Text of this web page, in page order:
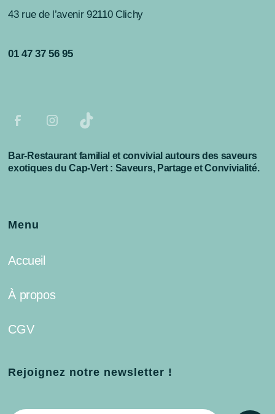
43 rue de l’avenir 92110 Clichy
01 47 37 56 95
Bar-Restaurant familial et convivial autours des saveurs
exotiques du Cap-Vert : Saveurs, Partage et Convivialité.
Menu
Accueil
À propos
CGV
Rejoignez notre newsletter !